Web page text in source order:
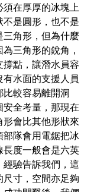
在厚厚的冰塊上
是圓形，也不是
角形，但為什麼
三角形的銳角，
點，讓潛水員容
水面的支援人員
較容易離開洞
全考量，那現在
會比其他形狀來
隊會用電鋸把冰
度一般會是六英
驗告訴我們，這
寸，空間亦足夠